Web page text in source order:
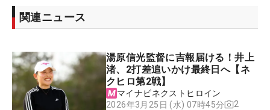
関連ニュース
湯原信光監督に吉報届ける！井上
渚、2打差追いかけ最終日へ【ネ
クヒロ第2戦】
マイナビネクストヒロイン
2026年3月25日 (水) 07時45分
2